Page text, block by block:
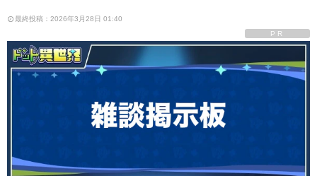
最終投稿：2026年3月28日 01:40
PR